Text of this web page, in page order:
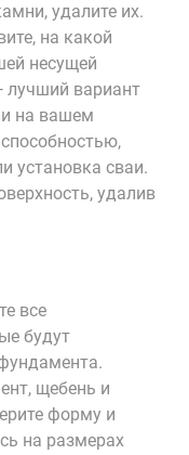
удалите их.
на какой
несущей
лучший вариант
на вашем
установка сваи.
удалив
все
будут
щебень и
форму и
на размерах